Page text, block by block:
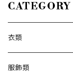
CATEGORY
衣類
トップス
服飾類